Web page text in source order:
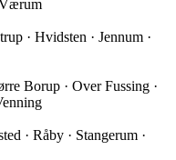
Værum
· Hvidsten · Jennum ·
Borup · Over Fussing ·
· Råby · Stangerum ·